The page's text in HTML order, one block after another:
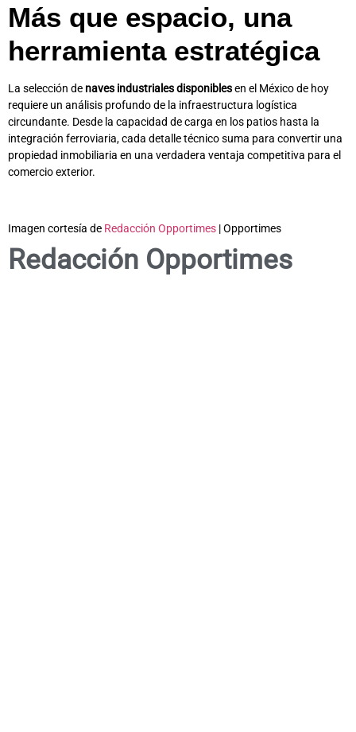
Más que espacio, una
herramienta estratégica
La selección de naves industriales disponiblesen el México de hoy
requiere un análisis profundo de la infraestructura logística
circundante. Desde la capacidad de carga en los patios hasta la
integración ferroviaria, cada detalle técnico suma para convertir una
propiedad inmobiliaria en una verdadera ventaja competitiva para el
comercio exterior.
Imagen cortesía de Redacción Opportimes | Opportimes
Redacción Opportimes